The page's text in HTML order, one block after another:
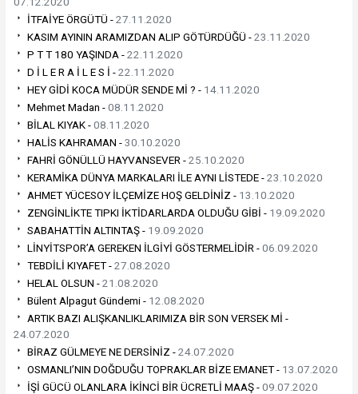
İTFAİYE ÖRGÜTÜ -27.11.2020
KASIM AYININ ARAMIZDAN ALIP GÖTÜRDÜĞÜ -23.11.2020
P T T 180 YAŞINDA -22.11.2020
D İ L E R A İ L E S İ -22.11.2020
HEY GİDİ KOCA MÜDÜR SENDE Mİ ? - 14.11.2020
Mehmet Madan -08.11.2020
BİLAL KIYAK -08.11.2020
HALİS KAHRAMAN -30.10.2020
FAHRİ GÖNÜLLÜ HAYVANSEVER -25.10.2020
KERAMİKA DÜNYA MARKALARI İLE AYNI LİSTEDE -23.10.2020
AHMET YÜCESOY İLÇEMİZE HOŞ GELDİNİZ - 13.10.2020
ZENGİNLİKTE TIPKI İKTİDARLARDA OLDUĞU GİBİ - 19.09.2020
SABAHATTİN ALTINTAŞ - 19.09.2020
LİNYİTSPOR’A GEREKEN İLGİYİ GÖSTERMELİDİR -06.09.2020
TEBDİLİ KIYAFET -27.08.2020
HELAL OLSUN -21.08.2020
Bülent Alpagut Gündemi - 12.08.2020
ARTIK BAZI ALIŞKANLIKLARIMIZA BİR SON VERSEK Mİ -
24.07.2020
BİRAZ GÜLMEYE NE DERSİNİZ -24.07.2020
OSMANLI’NIN DOĞDUĞU TOPRAKLAR BİZE EMANET - 13.07.2020
İŞİ GÜCÜ OLANLARA İKİNCİ BİR ÜCRETLİ MAAŞ -09.07.2020